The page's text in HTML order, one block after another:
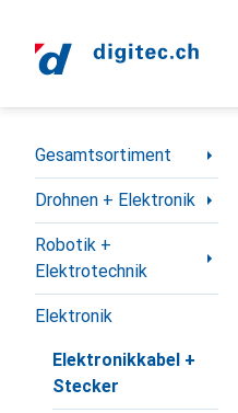
Navigation nach Kategorien
Gesamtsortiment
Drohnen + Elektronik
Robotik +
Elektrotechnik
Elektronik
Elektronikkabel +
Stecker
Gesamtsortiment